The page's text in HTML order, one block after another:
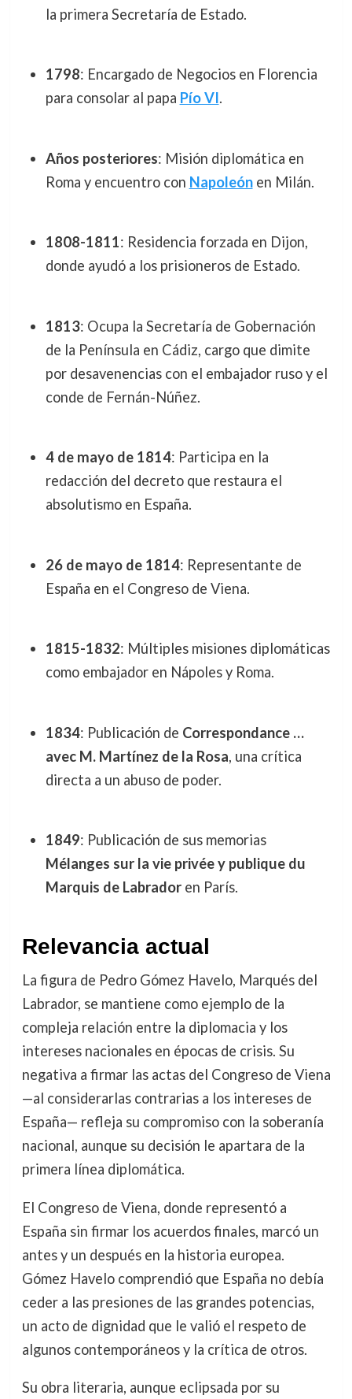
la primera Secretaría de Estado.
1798: Encargado de Negocios en Florencia
para consolar al papa Pío VI.
Años posteriores: Misión diplomática en
Roma y encuentro con Napoleónen Milán.
1808-1811: Residencia forzada en Dijon,
donde ayudó a los prisioneros de Estado.
1813: Ocupa la Secretaría de Gobernación
de la Península en Cádiz, cargo que dimite
por desavenencias con el embajador ruso y el
conde de Fernán-Núñez.
4 de mayo de 1814: Participa en la
redacción del decreto que restaura el
absolutismo en España.
26 de mayo de 1814: Representante de
España en el Congreso de Viena.
1815-1832: Múltiples misiones diplomáticas
como embajador en Nápoles y Roma.
1834: Publicación de Correspondance …
avec M. Martínez de la Rosa, una crítica
directa a un abuso de poder.
1849: Publicación de sus memorias
Mélanges sur la vie privée y publique du
Marquis de Labradoren París.
Relevancia actual
La figura de Pedro Gómez Havelo, Marqués del
Labrador, se mantiene como ejemplo de la
compleja relación entre la diplomacia y los
intereses nacionales en épocas de crisis. Su
negativa a firmar las actas del Congreso de Viena
—al considerarlas contrarias a los intereses de
España— refleja su compromiso con la soberanía
nacional, aunque su decisión le apartara de la
primera línea diplomática.
El Congreso de Viena, donde representó a
España sin firmar los acuerdos finales, marcó un
antes y un después en la historia europea.
Gómez Havelo comprendió que España no debía
ceder a las presiones de las grandes potencias,
un acto de dignidad que le valió el respeto de
algunos contemporáneos y la crítica de otros.
Su obra literaria, aunque eclipsada por su